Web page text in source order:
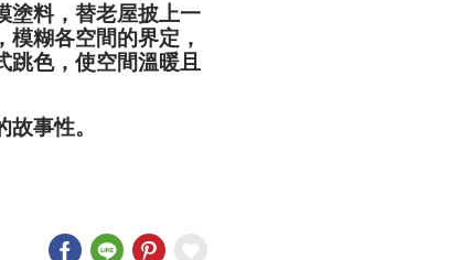
塗料，替老屋披上一
糊各空間的界定，
色，使空間溫暖且
事性。